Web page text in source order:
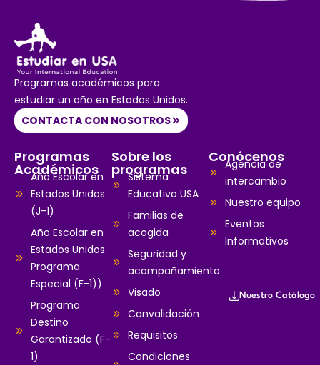
Programas académicos para
estudiar un año en Estados Unidos.
CONTACTA CON NOSOTROS
Nuestro Catálogo
Programas
Académicos
Año Escolar en
Estados Unidos
(J-1)
Año Escolar en
Estados Unidos.
Programa
Especial (F-1))
Programa
Destino
Garantizado (F-
1)
Sobre los
programas
Sistema
Educativo USA
Familias de
acogida
Seguridad y
acompañamiento
Visado
Convalidación
Requisitos
Condiciones
Conócenos
Agencia de
intercambio
Nuestro equipo
Eventos
Informativos